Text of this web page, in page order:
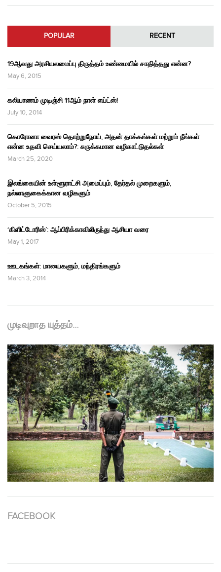
POPULAR RECENT
19ஆவது அரசியலமைப்பு திருத்தம் உண்மையில் சாதித்தது என்ன?
May 6, 2015
கலியாணம் முடிஞ்சி 11ஆம் நாள் எய்ட்ஸ்!
July 10, 2014
கொரோனா வைரஸ் தொற்றுநோய், அதன் தாக்கங்கள் மற்றும் நீங்கள்
என்ன உதவி செய்யலாம்?: சுருக்கமான வழிகாட்டுதல்கள்
March 25, 2020
இலங்கையின் உள்ளூராட்சி அமைப்பும், தேர்தல் முறைகளும்,
நல்லாளுகைக்கான வழிகளும்
October 5, 2015
‘கிளிட்டோரிஸ்’: ஆப்பிரிக்காவிலிருந்து ஆசியா வரை
May 1, 2017
ஊடகங்கள்: மாயைகளும், மந்திரங்களும்
March 3, 2014
முடிவுறாத யுத்தம்…
FACEBOOK